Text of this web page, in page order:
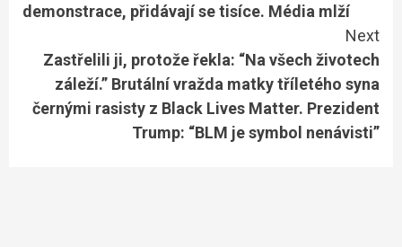
demonstrace, přidávají se tisíce. Média mlží
Next
Zastřelili ji, protože řekla: “Na všech životech
záleží.” Brutální vražda matky tříletého syna
černými rasisty z Black Lives Matter. Prezident
Trump: “BLM je symbol nenávisti”